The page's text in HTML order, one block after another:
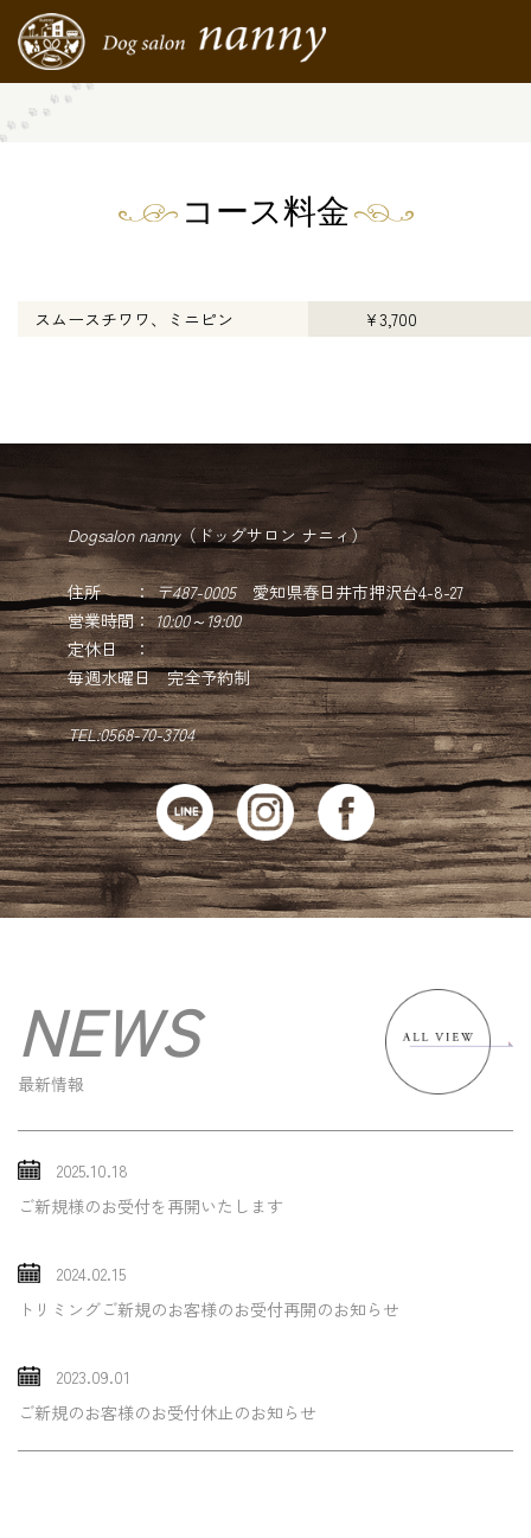
コース料金
スムースチワワ、ミニピン ¥3,700
Dogsalon nanny（ドッグサロン ナニィ）
住所 ：〒487-0005愛知県春日井市押沢台4-8-27
営業時間：10:00～19:00
定休日 ：
毎週水曜日 完全予約制
TEL:0568-70-3704
NEWS
最新情報
2025.10.18
ご新規様のお受付を再開いたします
2024.02.15
トリミングご新規のお客様のお受付再開のお知らせ
2023.09.01
ご新規のお客様のお受付休止のお知らせ